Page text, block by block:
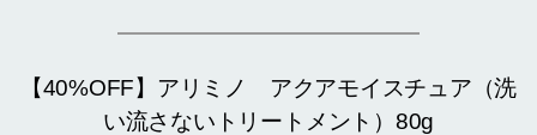
【40%OFF】アリミノ アクアモイスチュア（洗
い流さないトリートメント）80g